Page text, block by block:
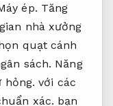
ép. Tăng
nhà xưởng
quạt cánh
sách. Năng
hỏng. với các
xác. bạn